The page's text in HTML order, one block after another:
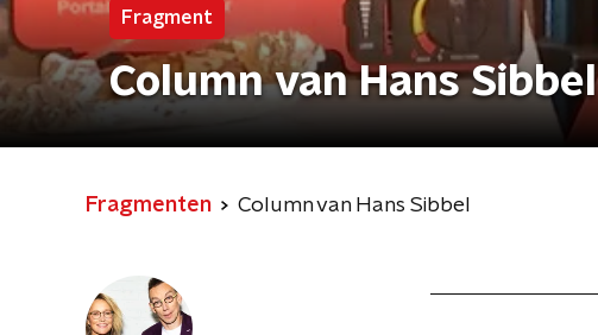
Fragment
Column van Hans Sibbel
Fragmenten Column van Hans Sibbel